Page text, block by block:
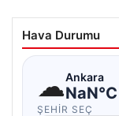
Hava Durumu
☁Ankara
NaN°C
ŞEHIR SEÇ